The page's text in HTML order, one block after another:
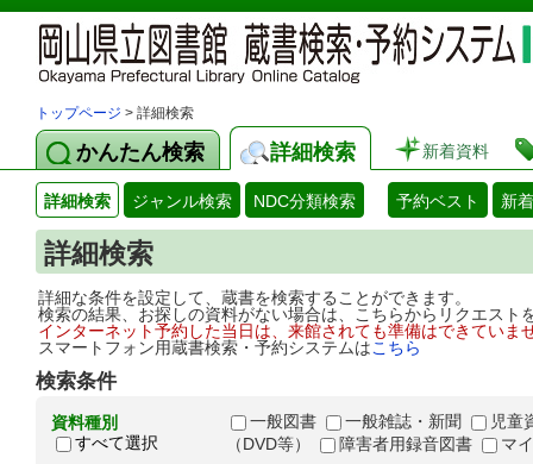
トップページ > 詳細検索
かんたん検索 詳細検索 新着資料
詳細検索 ジャンル検索 NDC分類検索 予約ベスト 新
詳細検索
詳細な条件を設定して、蔵書を検索することができます。
検索の結果、お探しの資料がない場合は、こちらからリクエス
インターネット予約した当日は、来館されても準備はできてい
スマートフォン用蔵書検索・予約システムはこちら
検索条件
資料種別
すべて選択
一般図書 一般雑誌・新聞
児童
（DVD等）
障害者用録音図書 マ